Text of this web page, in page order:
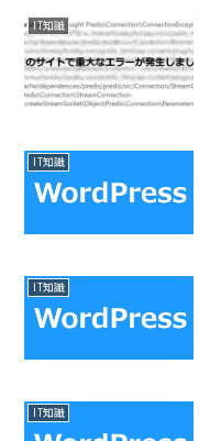
IT知識
IT知識
IT知識
IT知識